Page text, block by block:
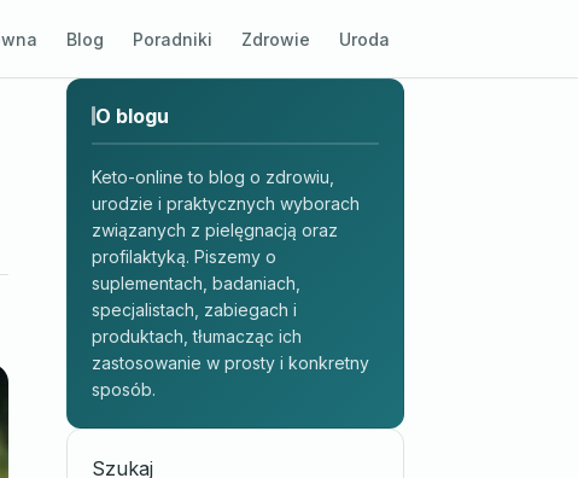
Blog Poradniki Zdrowie Uroda
O blogu
Keto-online to blog o zdrowiu,
urodzie i praktycznych wyborach
związanych z pielęgnacją oraz
profilaktyką. Piszemy o
suplementach, badaniach,
specjalistach, zabiegach i
produktach, tłumacząc ich
zastosowanie w prosty i konkretny
sposób.
Szukaj